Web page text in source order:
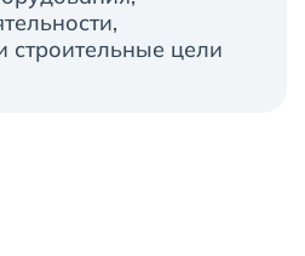
строительные цели